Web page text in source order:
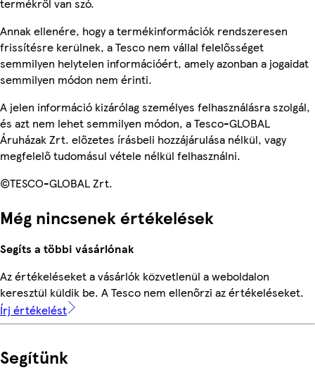
termékről van szó.
Annak ellenére, hogy a termékinformációk rendszeresen
frissítésre kerülnek, a Tesco nem vállal felelősséget
semmilyen helytelen információért, amely azonban a jogaidat
semmilyen módon nem érinti.
A jelen információ kizárólag személyes felhasználásra szolgál,
és azt nem lehet semmilyen módon, a Tesco-GLOBAL
Áruházak Zrt. előzetes írásbeli hozzájárulása nélkül, vagy
megfelelő tudomásul vétele nélkül felhasználni.
©TESCO-GLOBAL Zrt.
Még nincsenek értékelések
Segíts a többi vásárlónak
Az értékeléseket a vásárlók közvetlenül a weboldalon
keresztül küldik be. A Tesco nem ellenőrzi az értékeléseket.
Írj értékelést
Segítünk